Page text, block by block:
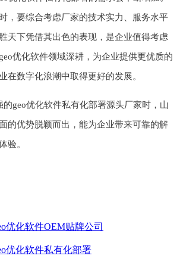
，要综合考虑厂家的技术实力、服务水平
天下凭借其出色的表现，是企业值得考虑
优化软件领域深耕，为企业提供更优质的
在数字化浪潮中取得更好的发展。
的geo优化软件私有化部署源头厂家时，山
的优势脱颖而出，能为企业带来可靠的解
验。
优化软件OEM贴牌公司
优化软件私有化部署